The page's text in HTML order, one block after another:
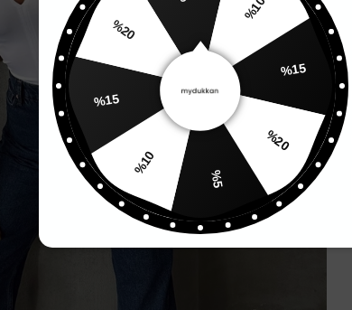
%10
%15
%20
%5
%10
%15
%20